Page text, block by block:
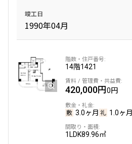
竣工日
1990年04月
14階1421
420,000円0円
3.0ヶ月 1.0ヶ月
1LDK89.96㎡